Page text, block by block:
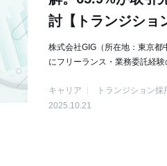
討【トランジショ
株式会社GIG（所在地：東京
にフリーランス・業務委託経験
キャリア トランジション採
2025.10.21